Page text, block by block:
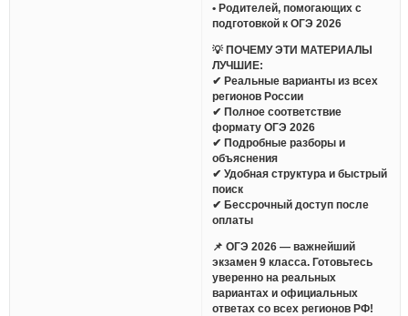
• Родителей, помогающих с
подготовкой к ОГЭ 2026
💡 ПОЧЕМУ ЭТИ МАТЕРИАЛЫ
ЛУЧШИЕ:
✔ Реальные варианты из всех
регионов России
✔ Полное соответствие
формату ОГЭ 2026
✔ Подробные разборы и
объяснения
✔ Удобная структура и быстрый
поиск
✔ Бессрочный доступ после
оплаты
📌 ОГЭ 2026 — важнейший
экзамен 9 класса. Готовьтесь
уверенно на реальных
вариантах и официальных
ответах со всех регионов РФ!